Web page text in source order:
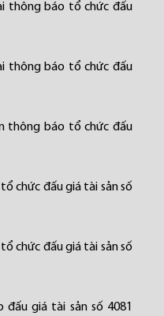
thông báo tổ chức đấu
thông báo tổ chức đấu
thông báo tổ chức đấu
chức đấu giá tài sản số
chức đấu giá tài sản số
đấu giá tài sản số 4081